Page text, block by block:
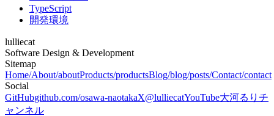
TypeScript
開発環境
lulliecat
Software Design & Development
Sitemap
Home/About/aboutProducts/productsBlog/blog/posts/Contact/contact
Social
GitHubgithub.com/osawa-naotakaX@lulliecatYouTube大河るりチ
ャンネル